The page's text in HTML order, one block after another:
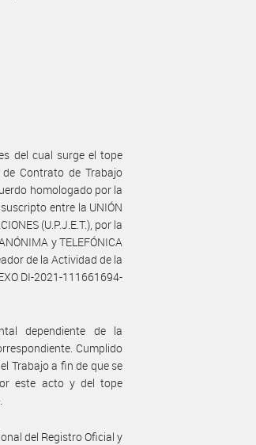
del cual surge el tope
Contrato de Trabajo
homologado por la
entre la UNIÓN
(U.P.J.E.T.), por la
y TELEFÓNICA
de la Actividad de la
DI-2021-111661694-
dependiente de la
Cumplido
Trabajo a fin de que se
este acto y del tope
del Registro Oficial y